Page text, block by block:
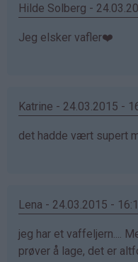
Hilde Solberg -
Jeg elsker vafler❤️
Katrine - 24.03.2015 -
det hadde vært supert
Lena - 24.03.2015 -
jeg har et vaffeljern....
prøver å lage, det er